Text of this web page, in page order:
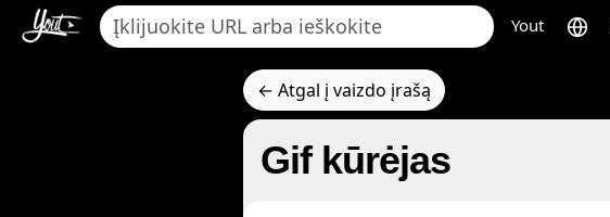
Yout
← Atgal į vaizdo įrašą
Gif kūrėjas